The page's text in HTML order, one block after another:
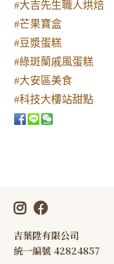
#大吉先生職人烘焙
#芒果寶盒
#豆漿蛋糕
#綠斑蘭戚風蛋糕
#大安區美食
#科技大樓站甜點
吉葉陞有限公司
統一編號 42824857